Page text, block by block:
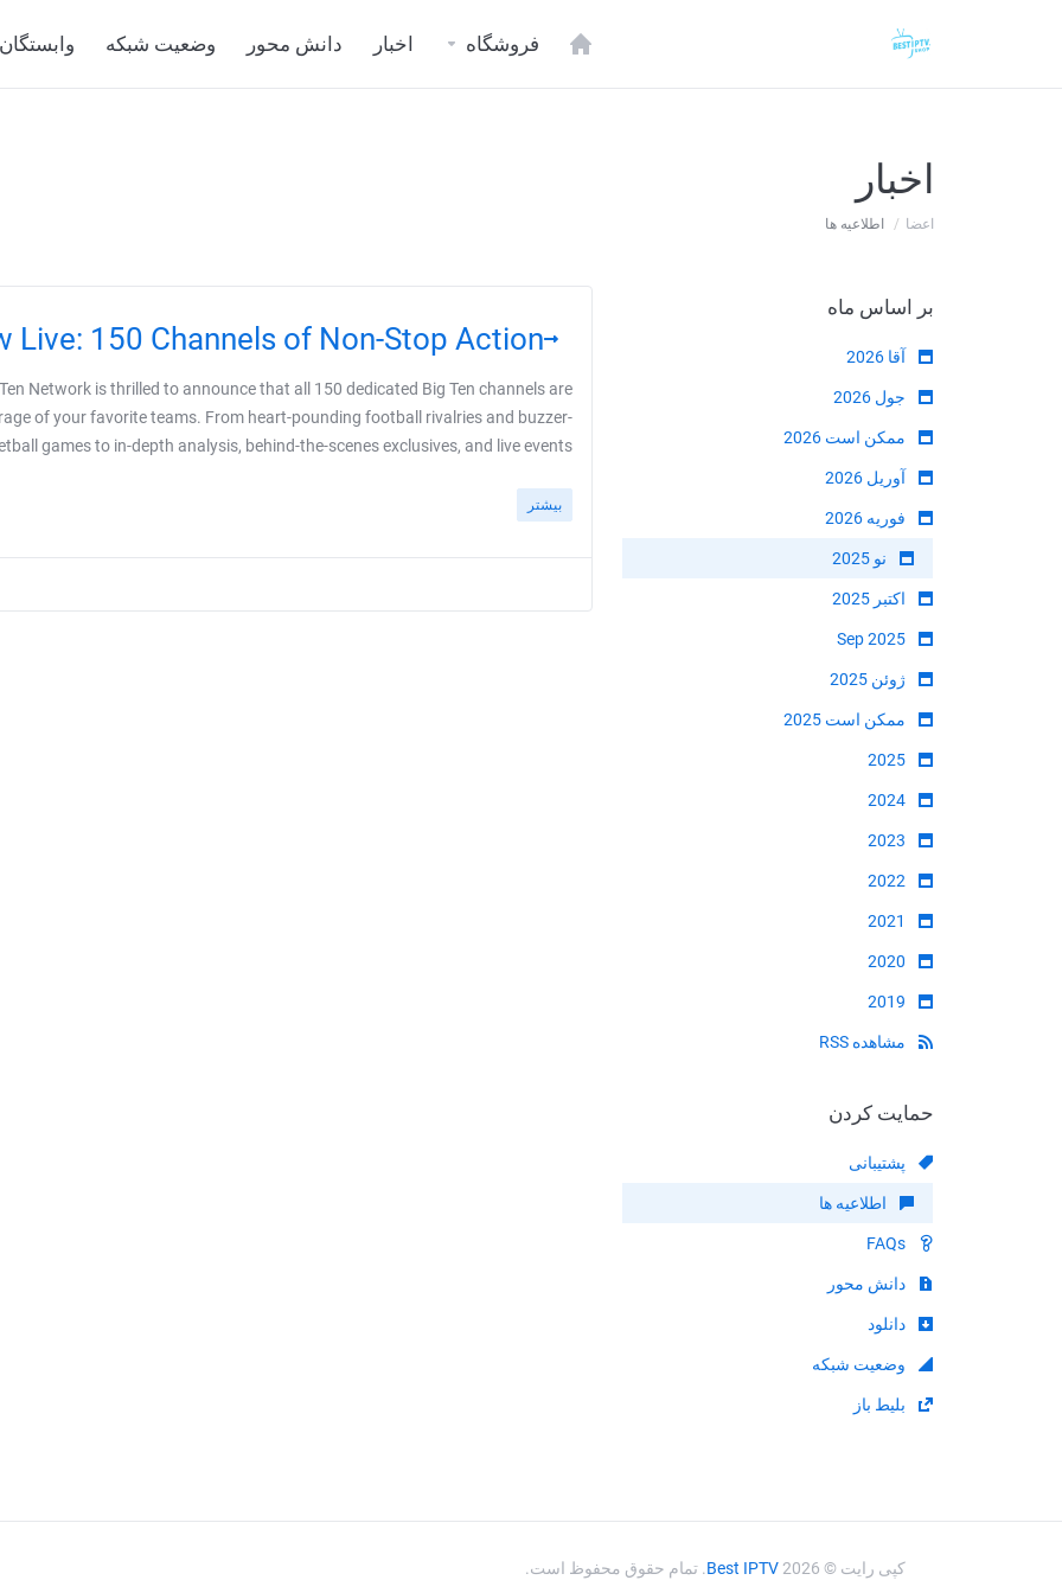
فروشگاه اخبار دانش محور وضعیت شبکه وابستگان
اخبار
اعضا اطلاعیه ها
بر اساس ماه
آقا 2026
جول 2026
ممکن است 2026
آوریل 2026
فوریه 2026
نو 2025
اکتبر 2025
ژوئن 2025
ممکن است 2025
مشاهده RSS
Live: 150 Channels of Non-Stop Action!
Network is thrilled to announce that all 150 dedicated Big Ten channels are
of your favorite teams. From heart-pounding football rivalries and buzzer-
games to in-depth analysis, behind-the-scenes exclusives, and live events ...
بیشتر
حمایت کردن
پشتیبانی
اطلاعیه ها
دانش محور
دانلود
وضعیت شبکه
بلیط باز
کپی رایت © 2026 Best IPTV. تمام حقوق محفوظ است.